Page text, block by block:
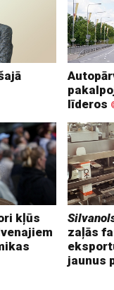
līderos
kļūs
zaļās
jaunus